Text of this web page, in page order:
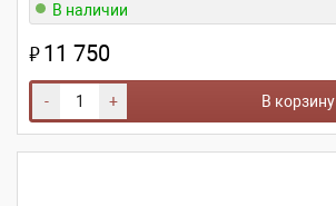
В наличии
₽11 750
- + В корзину